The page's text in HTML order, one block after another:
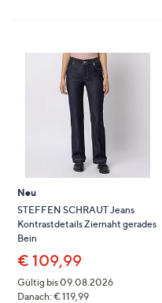
Neu
STEFFEN SCHRAUT Jeans
Kontrastdetails Ziernaht gerades
Bein
€ 109,99
Gültig bis 09.08.2026
Danach: € 119,99